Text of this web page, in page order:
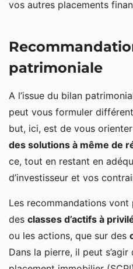
vos autres placements
patrimoniale
A l’issue du bilan
peut vous formuler
but, ici, est de vous
des solutions à même de
ce, tout en restant en
d’investisseur et vos
Les recommandations
des classes d’actifs à
ou les actions, que sur des
Dans la pierre, il peut